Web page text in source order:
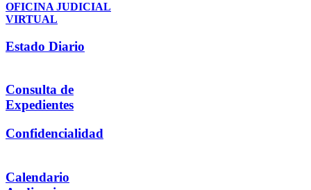
OFICINA JUDICIAL
VIRTUAL
Estado Diario
Consulta de
Expedientes
Confidencialidad
Calendario